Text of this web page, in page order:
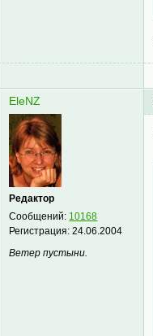
EleNZ
Редактор
Сообщений: 10168
Регистрация:24.06.2004
Ветер пустыни.